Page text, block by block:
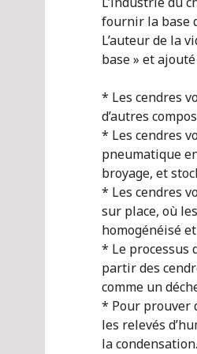
fournir la base
L’auteur de la
base » et
* Les cendres
d’autres
* Les cendres
pneumatique
broyage, et
* Les cendres
sur place, où
homogénéisé
* Le processus
partir des
comme un
* Pour prouver
les relevés
la condensation.